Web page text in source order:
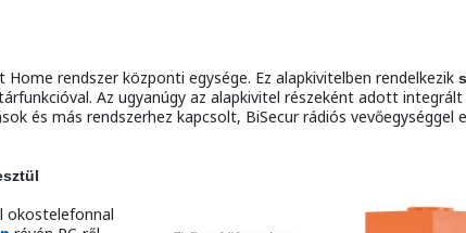
Home rendszer központi egysége. Ez alapkivitelben rendelkezik
Az ugyanúgy az alapkivitel részeként adott
és más rendszerhez kapcsolt, BiSecur rádiós vevőegységgel
okostelefonnal